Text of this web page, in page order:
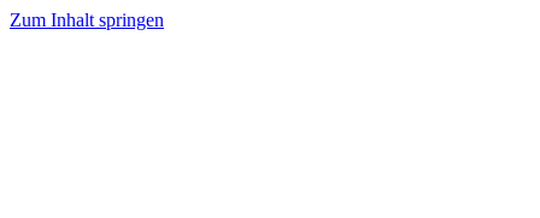
Zum Inhalt springen